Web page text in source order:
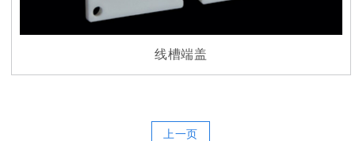
线槽端盖
上一页